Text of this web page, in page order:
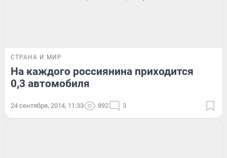
СТРАНА И МИР
На каждого россиянина приходится
0,3 автомобиля
24 сентября, 2014, 11:33 892 3